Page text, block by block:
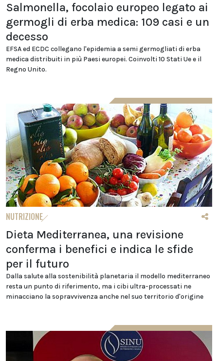
Salmonella, focolaio europeo legato ai
germogli di erba medica: 109 casi e un
decesso
EFSA ed ECDC collegano l'epidemia a semi germogliati di erba
medica distribuiti in più Paesi europei. Coinvolti 10 Stati Ue e il
Regno Unito.
NUTRIZIONE
Dieta Mediterranea, una revisione
conferma i benefici e indica le sfide
per il futuro
Dalla salute alla sostenibilità planetaria il modello mediterraneo
resta un punto di riferimento, ma i cibi ultra-processati ne
minacciano la sopravvivenza anche nel suo territorio d'origine